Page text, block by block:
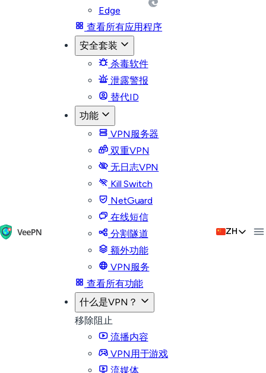
Edge
查看所有应用程序
安全套装
杀毒软件
泄露警报
替代ID
功能
VPN服务器
双重VPN
无日志VPN
Kill Switch
NetGuard
在线短信
分割隧道
额外功能
VPN服务
查看所有功能
什么是VPN？
移除阻止
流播内容
VPN用于游戏
流媒体
ZH